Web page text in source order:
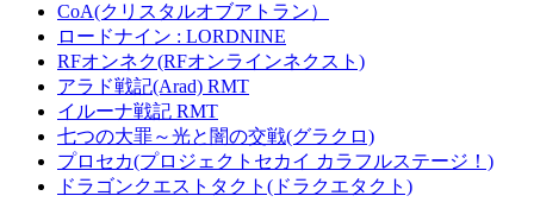
CoA(クリスタルオブアトラン）
ロードナイン : LORDNINE
RFオンネク(RFオンラインネクスト)
アラド戦記(Arad) RMT
イルーナ戦記 RMT
七つの大罪～光と闇の交戦(グラクロ)
プロセカ(プロジェクトセカイ カラフルステージ！)
ドラゴンクエストタクト(ドラクエタクト)